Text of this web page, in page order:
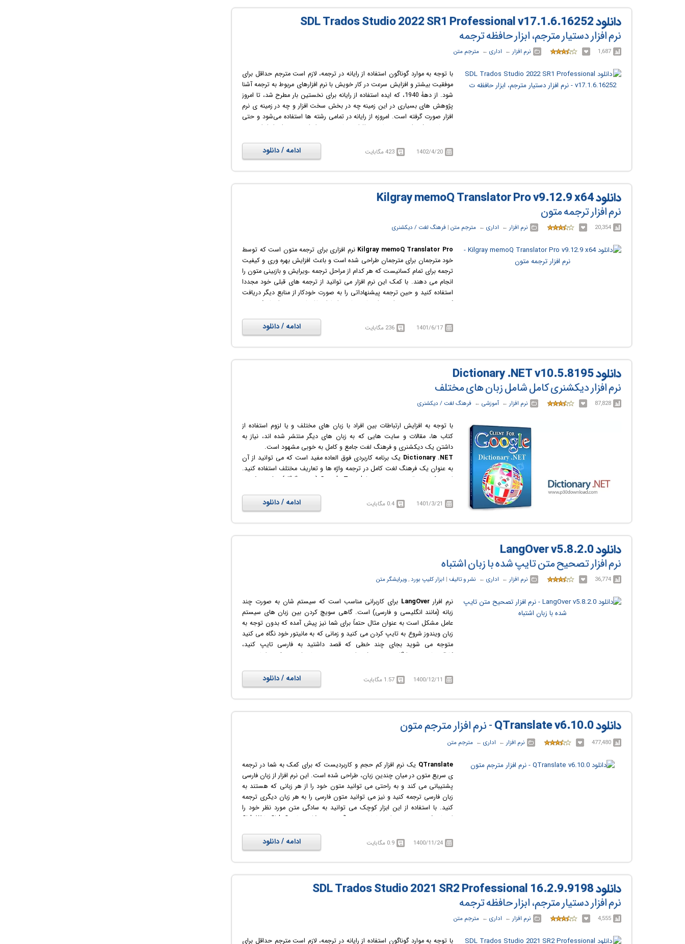
دانلود SDL Trados Studio 2022 SR1 Professional v17.1.6.16252
نرم افزار دستیار مترجم، ابزار حافظه ترجمه
1,687 نرم افزار ← ‏ اداری ← ‏ مترجم متن
با توجه به موارد گوناگون استفاده از رایانه در ترجمه، لازم است مترجم حداقل برای
موفقیت بیشتر و افزایش سرعت در کار خویش با نرم افزارهای مربوط به ترجمه آشنا
شود. از دهۀ 1940، که ایده استفاده از رایانه برای نخستین بار مطرح شد، تا امروز
پژوهش های بسیاری در این زمینه چه در بخش سخت افزار و چه در زمینه ی نرم
افزار صورت گرفته است. امروزه از رایانه در تمامی رشته ها استفاده می‌شود و حتی
تقریبا هر رشته ای بسته های نرم افزاری خاص خود را دارد. می توان از ابزار ترجمه
استفاده از سیستم های حافظه ای می تواند در بالابردن سرعت ترجمه به مترجم
کمک کند. اساس کار چنین حافظه هایی این است که آنچه مترجم ترجمه می کند
در آن ها ذخیره می‌شود. وقتی مترجم مشغول ترجمه ی متن جدیدی است، می
تواند بخش هایی از این حافظه را که مربوط به پروژه قبلی اوست به متن جدید
انتقال دهد و در نتیجه سرعت کار خود را بالا برد. البته کاربرد چنین حافظه هایی به
نوع متن نیز بستگی دارد. مثلاً در ترجمه رمان، استفاده از آن ها می تواند مشکل
خلاقیت مترجم از انسجام اصطلاحی مهم تر است. البته در سایر متون نظیر متون
استفاده از این حافظه ها واقعاً سودمند خواهد بود. معروف ترین سیستم های
دژاوو ( Déjà Vu) و اُمگا تی (OmegaT). از میان موارد فوق اس دی ال ترادوس
هم معروف تر و هم گرانتر از بقیه است و بعد از آن وردفست قرار دارد که هم اکنون
بیش از 13000 مترجم در سراسر دنیا از آن استفاده می کنند.
SDL Trados
Studio Professional
یک محیط ترجمه ی کامل برای مترجمان است که می
1402/4/20 423 مگابایت ادامه / دانلود
دانلود Kilgray memoQ Translator Pro v9.12.9 x64
نرم افزار ترجمه متون
20,354 نرم افزار ← ‏ اداری ← ‏ مترجم متن ‏| فرهنگ لغت / دیکشنری
Kilgray memoQ Translator Pro نرم افزاری برای ترجمه متون است که توسط
خود مترجمان برای مترجمان طراحی شده است و باعث افزایش بهره وری و کیفیت
ترجمه برای تمام کسانیست که هر کدام از مراحل ترجمه ،ویرایش و بازبینی متون را
انجام می دهند. با کمک این نرم افزار می توانید از ترجمه های قبلی خود مجددا
استفاده کنید و حین ترجمه پیشنهاداتی را به صورت خودکار از منابع دیگر دریافت
کنید. همچنین می توانید واژه نامه هایی را با اصطلاحات جدید ایجاد کنید. در
خودکار اصطلاحات را در متن ترجمه شما هایلایت می کند و اصطلاح مورد نظر را با
یک کلیک درج می کند و اگر از اصطلاحاتی استفاده کنید که در واژه نامه شما
نیست، به شما هشدار می دهد و اگر لغتی نیاز به تغییر و جایگزین شدن داشته
باشد، می توانید آن را جستجو کرده و به صورت یکباره در چندین سند جایگزین
کنید به یاد می آورد زیرا در حافظه ترجمه ذخیره می شوند. هنگامی که همان بخش
(یا بخش مشابه) دوباره تکرار شود، memoQ ترجمه قبلی خود را ارائه می دهد.
1401/6/17 236 مگابایت ادامه / دانلود
دانلود Dictionary .NET v10.5.8195
نرم افزار دیکشنری کامل شامل زبان های مختلف
87,828 نرم افزار ← ‏ آموزشی ← ‏ فرهنگ لغت / دیکشنری
با توجه به افزایش ارتباطات بین افراد با زبان های مختلف و یا لزوم استفاده از
کتاب ها، مقالات و سایت هایی که به زبان های دیگر منتشر شده اند، نیاز به
داشتن یک دیکشنری و فرهنگ لغت جامع و کامل به خوبی مشهود است.
Dictionary .NET یک برنامه کاربردی فوق العاده مفید است که می توانید از آن
به عنوان یک فرهنگ لغت کامل در ترجمه واژه ها و تعاریف مختلف استفاده کنید.
این دیکشنری قدرتمند بر مبنای Google Translate (مترجم گوگل) عمل می کند و
افزار کاملاً شهودی بوده و استفاده از آن بسیار آسان است و تنها کافیست شما
1401/3/21 0.4 مگابایت ادامه / دانلود
دانلود LangOver v5.8.2.0
نرم افزار تصحیح متن تایپ شده با زبان اشتباه
36,774 نرم افزار ← ‏ اداری ← ‏ نشر و تالیف ‏| ابزار کلیپ بورد,ویرایشگر متن
نرم افرار LangOver برای کاربرانی مناسب است که سیستم شان به صورت چند
زبانه (مانند انگلیسی و فارسی) است. گاهی سویچ کردن بین زبان های سیستم
عامل مشکل است به عنوان مثال حتماً برای شما نیز پیش آمده که بدون توجه به
زبان ویندوز شروع به تایپ کردن می ‌کنید و زمانی که به مانیتور خود نگاه می ‌کنید
متوجه می ‌شوید بجای چند خطی که قصد داشتید به فارسی تایپ کنید،
کاراکترهای درهم انگلیسی درج شده اند. به صورت پیش فرض عمل ویرایش روی
متن اشتباهی تایپ شده را انتخاب کرده و با فشردن دکمه وسط موس، آن را به
از امکانات مهم دیگر نرم افزار LangOver می‌توان به قابلیت انتخاب متن و
جستجوی آن در گوگل (با کلید های میانبر ctrl+g) یا انتخاب متن و ترجمه توسط
1400/12/11 1.57 مگابایت ادامه / دانلود
دانلود QTranslate v6.10.0 - نرم افزار مترجم متون
477,480 نرم افزار ← ‏ اداری ← ‏ مترجم متن
QTranslate یک نرم افزار کم حجم و کاربردیست که برای کمک به شما در ترجمه
ی سریع متون در میان چندین زبان، طراحی شده است. این نرم افزار از زبان فارسی
پشتیبانی می کند و به راحتی می توانید متون خود را از هر زبانی که هستند به
زبان فارسی ترجمه کنید و نیز می توانید متون فارسی را به هر زبان دیگری ترجمه
کنید. با استفاده از این ابزار کوچک می توانید به سادگی متن مورد نظر خود را
انتخاب کرده و سپس برای نمایش ترجمه آن بر روی کلید های Ctrl+Q یا Ctrl+W
Ctrl+E، گنجانده شده است. قابلیت کلیدی دیگر این نرم افزار پشتیبانی از مترجمان
آنلاین چون: مترجم گوگل (translate.google.com)، مترجم مایکروسافت
(microsofttranslator.com)، مترجم یاهو babelfish.yahoo.com و چند سایت
1400/11/24 0.9 مگابایت ادامه / دانلود
دانلود SDL Trados Studio 2021 SR2 Professional 16.2.9.9198
نرم افزار دستیار مترجم، ابزار حافظه ترجمه
4,555 نرم افزار ← ‏ اداری ← ‏ مترجم متن
با توجه به موارد گوناگون استفاده از رایانه در ترجمه، لازم است مترجم حداقل برای